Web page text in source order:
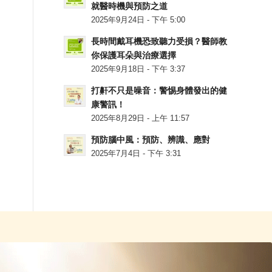
就醫時機與預防之道
2025年9月24日 - 下午 5:00
長時間戴耳機恐致聽力受損？醫師教
你保護耳朵與治療選擇
2025年9月18日 - 下午 3:37
打鼾不只是噪音：警惕身體發出的健
康警訊！
2025年8月29日 - 上午 11:57
預防腦中風：預防、辨識、應對
2025年7月4日 - 下午 3:31